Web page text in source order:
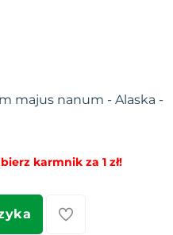
majus nanum - Alaska -
karmnik za 1 zł!